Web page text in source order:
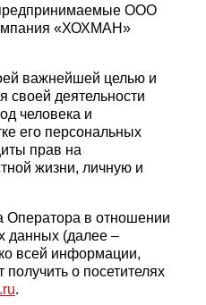
ООО
«ХОХМАН»
важнейшей целью и
своей деятельности
человека и
его персональных
прав на
жизни, личную и
Оператора в отношении
данных (далее –
всей информации,
о посетителях
.